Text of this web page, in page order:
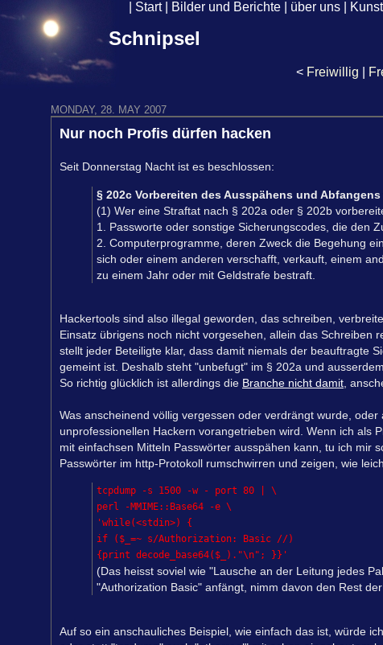
Start| Bilder und Berichte über uns
Schnipsel
< Freiwillig
MONDAY, 28. MAY 2007
Nur noch Profis dürfen hacken
Seit Donnerstag Nacht ist es beschlossen:
§ 202c Vorbereiten des Ausspähens und
(1) Wer eine Straftat nach § 202a oder § 202b
1. Passworte oder sonstige Sicherungscodes, die den
2. Computerprogramme, deren Zweck die Begehung
sich oder einem anderen verschafft, verkauft, einem
zu einem Jahr oder mit Geldstrafe bestraft.
Hackertools sind also illegal geworden, das schreiben,
Einsatz übrigens noch nicht vorgesehen, allein das Schreiben
stellt jeder Beteiligte klar, dass damit niemals der beauftragte
gemeint ist. Deshalb steht "unbefugt" im § 202a und
So richtig glücklich ist allerdings die Branche nicht damit ,
Was anscheinend völlig vergessen oder verdrängt wurde,
unprofessionellen Hackern vorangetrieben wird. Wenn ich als
mit einfachsen Mitteln Passwörter ausspähen kann, tu ich mir
Passwörter im http-Protokoll rumschwirren und zeigen, wie
tcpdump -s 1500 -w - port 80 | \
perl -MMIME::Base64 -e \
'while(<stdin>) {
if ($_=~ s/Authorization: Basic //)
{print decode_base64($_)."\n"; }}'
(Das heisst soviel wie "Lausche an der Leitung jedes
"Authorization Basic" anfängt, nimm davon den Rest
Auf so ein anschauliches Beispiel, wie einfach das ist, würde